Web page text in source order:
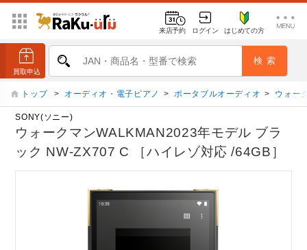
来店予約 ログイン はじめての方
トップ > オーディオ・電子ピアノ > ポータブルオーディオ > ウォー
SONY(ソニー)
ウォークマンWALKMAN2023年モデル ブラ
ック NW-ZX707 C ［ハイレゾ対応 /64GB］